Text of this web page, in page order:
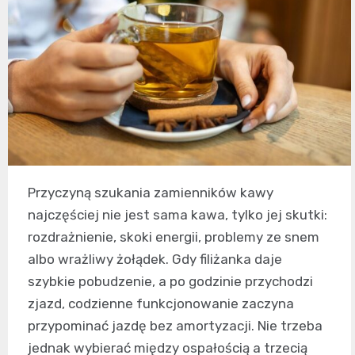
Przyczyną szukania zamienników kawy
najczęściej nie jest sama kawa, tylko jej skutki:
rozdrażnienie, skoki energii, problemy ze snem
albo wrażliwy żołądek. Gdy filiżanka daje
szybkie pobudzenie, a po godzinie przychodzi
zjazd, codzienne funkcjonowanie zaczyna
przypominać jazdę bez amortyzacji. Nie trzeba
jednak wybierać między ospałością a trzecią